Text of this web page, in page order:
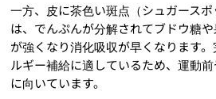
一方、皮に茶色い斑点（シュガース
は、でんぷんが分解されてブドウ糖
が強くなり消化吸収が早くなります
ルギー補給に適しているため、運動
に向いています。